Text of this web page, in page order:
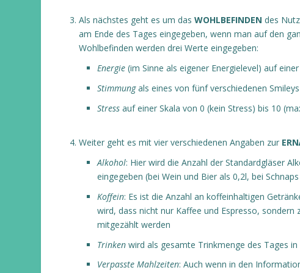
Als nächstes geht es um das WOHLBEFINDEN des
am Ende des Tages eingegeben, wenn man auf den
Wohlbefinden werden drei Werte eingegeben:
Energie(im Sinne als eigener Energielevel) auf
Stimmungals eines von fünf verschiedenen
Stressauf einer Skala von 0 (kein Stress) bis 10
Weiter geht es mit vier verschiedenen Angaben zur
Alkohol: Hier wird die Anzahl der Standardgläser
eingegeben (bei Wein und Bier als 0,2l, bei
Koffein: Es ist die Anzahl an koffeinhaltigen
wird, dass nicht nur Kaffee und Espresso,
mitgezählt werden
Trinkenwird als gesamte Trinkmenge des Tages
Verpasste Mahlzeiten: Auch wenn in den